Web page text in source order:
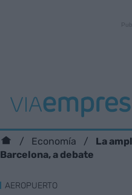
Economía
La
Barcelona, a debate
AEROPUERTO